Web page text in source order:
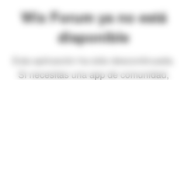
Wix Forum ya no está
disponible
Esta aplicación ha sido descontinuada.
Si necesitas una app de comunidad,